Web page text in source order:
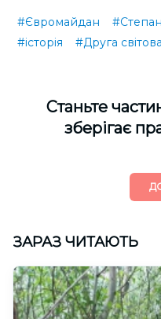
#Євромайдан
#історія
#Друга
Cтаньте
зберігає
ЗАРАЗ ЧИТАЮТЬ